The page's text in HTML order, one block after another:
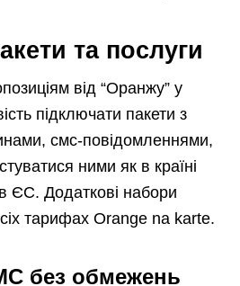
та послуги
від “Оранжу” у
підключати пакети з
смс-повідомленнями,
ними як в країні
ЄС. Додаткові набори
тарифах Orange na karte.
без обмежень